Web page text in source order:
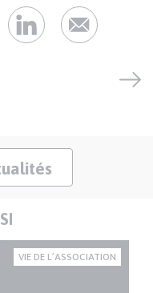
VIE DE L’ASSOCIATION